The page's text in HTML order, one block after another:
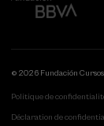
© 2026 Fundación
Politique de
Déclaration de